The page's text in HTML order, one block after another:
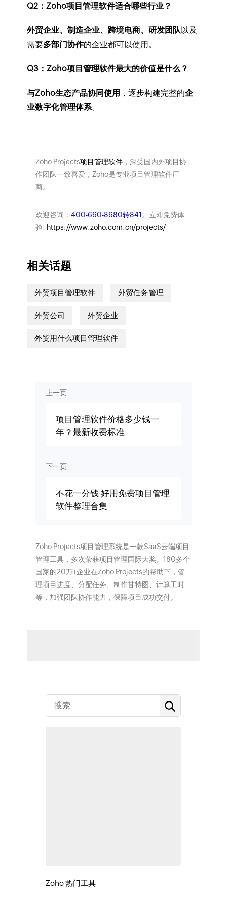
Q2：Zoho项目管理软件适合哪些行业？
外贸企业、制造企业、跨境电商、研发团队以及
需要多部门协作的企业都可以使用。
Q3：Zoho项目管理软件最大的价值是什么？
与Zoho生态产品协同使用 ，逐步构建完整的企
业数字化管理体系。
Zoho Projects项目管理软件，深受国内外项目协
作团队一致喜爱，Zoho是专业项目管理软件厂
商。
欢迎咨询： 400-660-8680转841 。立即免费体
验: https://www.zoho.com.cn/projects/
相关话题
外贸项目管理软件 外贸任务管理
外贸公司 外贸企业
外贸用什么项目管理软件
上一页
项目管理软件价格多少钱一
年？最新收费标准
下一页
不花一分钱 好用免费项目管理
软件整理合集
Zoho Projects项目管理系统是一款SaaS云端项目
管理工具，多次荣获项目管理国际大奖。180多个
国家的20万+企业在Zoho Projects的帮助下，管
理项目进度、分配任务、制作甘特图、计算工时
等，加强团队协作能力，保障项目成功交付。
Zoho 热门工具